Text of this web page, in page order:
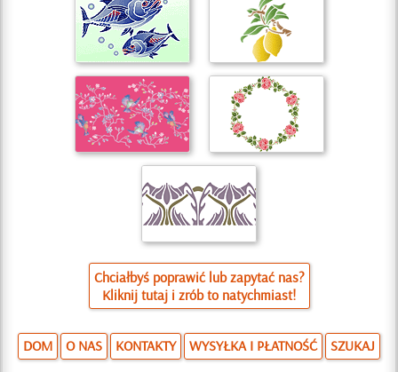
Chciałbyś poprawić lub zapytać nas?
Kliknij tutaj i zrób to natychmiast!
DOM O NAS KONTAKTY WYSYŁKA I PŁATNOŚĆ SZUKAJ